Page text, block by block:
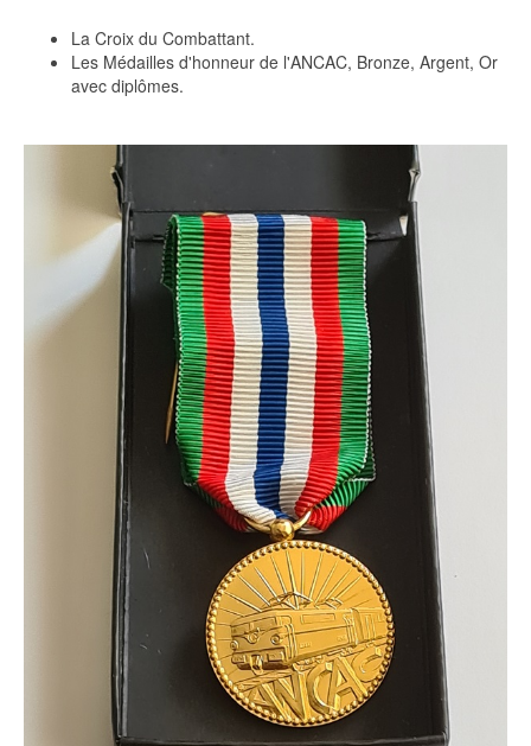
La Croix du Combattant.
Les Médailles d'honneur de l'ANCAC, Bronze, Argent, Or
avec diplômes.